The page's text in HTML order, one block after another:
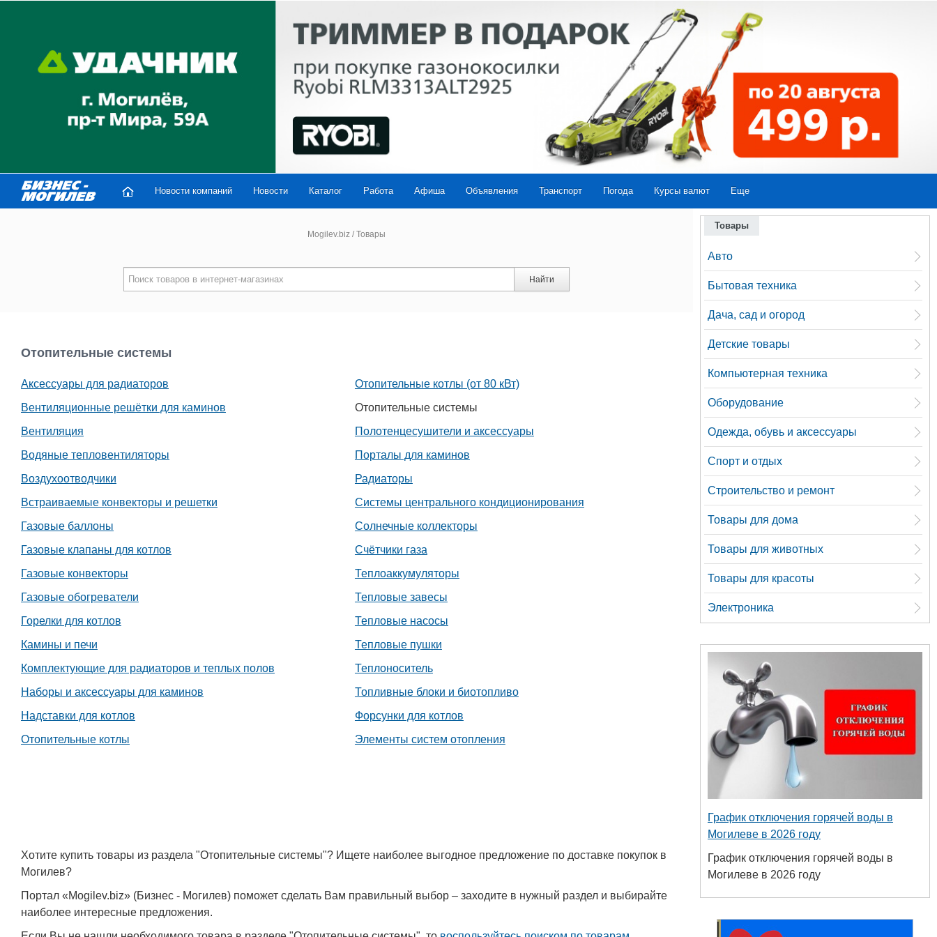
Новости компаний Новости Каталог Работа Афиша Объявления Транспорт Погода Курсы валют Еще
Mogilev.biz /Товары
Найти
Отопительные системы
Аксессуары для радиаторов
Вентиляционные решётки для каминов
Вентиляция
Водяные тепловентиляторы
Воздухоотводчики
Встраиваемые конвекторы и решетки
Газовые баллоны
Газовые клапаны для котлов
Газовые конвекторы
Газовые обогреватели
Горелки для котлов
Камины и печи
Комплектующие для радиаторов и теплых полов
Наборы и аксессуары для каминов
Надставки для котлов
Отопительные котлы
Отопительные котлы (от 80 кВт)
Отопительные системы
Полотенцесушители и аксессуары
Порталы для каминов
Радиаторы
Системы центрального кондиционирования
Солнечные коллекторы
Счётчики газа
Теплоаккумуляторы
Тепловые завесы
Тепловые насосы
Тепловые пушки
Теплоноситель
Топливные блоки и биотопливо
Форсунки для котлов
Элементы систем отопления
Хотите купить товары из раздела "Отопительные системы"? Ищете наиболее выгодное предложение по доставке покупок в
Могилев?
Портал «Mogilev.biz» (Бизнес - Могилев) поможет сделать Вам правильный выбор – заходите в нужный раздел и выбирайте
наиболее интересные предложения.
Товары
Авто
Бытовая техника
Дача, сад и огород
Детские товары
Компьютерная техника
Оборудование
Одежда, обувь и аксессуары
Спорт и отдых
Строительство и ремонт
Товары для дома
Товары для животных
Товары для красоты
Электроника
График отключения горячей воды в
Могилеве в 2026 году
График отключения горячей воды в
Могилеве в 2026 году